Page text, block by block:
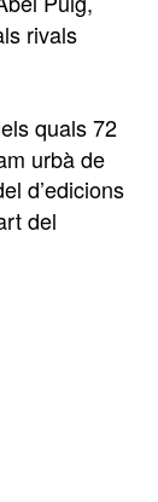
rivals
quals 72
urbà de
d’edicions
del